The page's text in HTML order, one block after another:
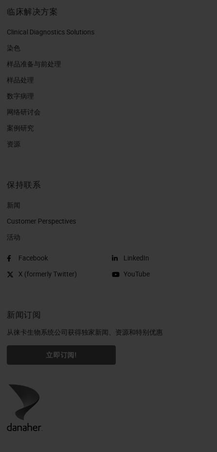
临床解决方案
Clinical Diagnostics Solutions
染色
样品准备与前处理
样品处理
数字病理
网络研讨会
案例研究
资源
保持联系
新闻
Customer Perspectives​
活动
Facebook
X (formerly Twitter)
LinkedIn
YouTube
新闻订阅
从徕卡生物系统公司获得独家新闻、资源和特别优惠
立即订阅!